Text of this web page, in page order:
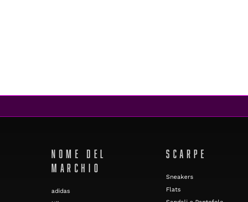
NOME DEL
MARCHIO
adidas
SCARPE
Sneakers
Flats